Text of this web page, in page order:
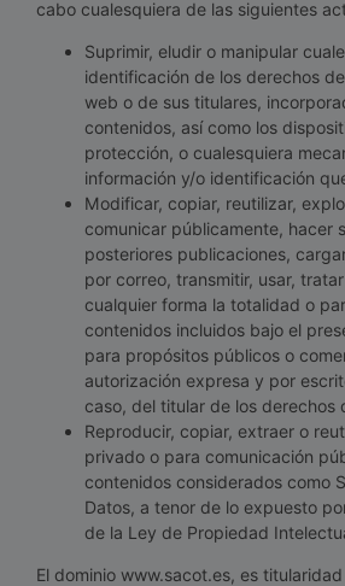
cabo cualesquiera de las siguientes
Suprimir, eludir o manipular
identificación de los derechos
web o de sus titulares,
contenidos, así como los
protección, o cualesquiera
información y/o identificación
Modificar, copiar, reutilizar,
comunicar públicamente, hacer
posteriores publicaciones,
por correo, transmitir, usar,
cualquier forma la totalidad o
contenidos incluidos bajo el
para propósitos públicos o
autorización expresa y por
caso, del titular de los derechos
Reproducir, copiar, extraer o
privado o para comunicación
contenidos considerados como
Datos, a tenor de lo expuesto
de la Ley de Propiedad
El dominio www.sacot.es, es